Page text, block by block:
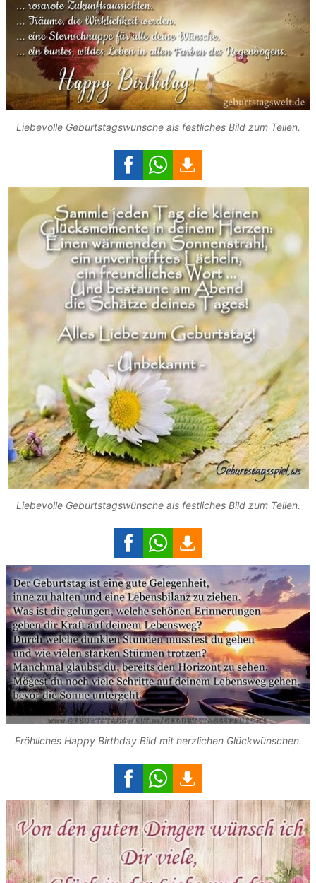
Liebevolle Geburtstagswünsche als festliches Bild zum Teilen.
Liebevolle Geburtstagswünsche als festliches Bild zum Teilen.
Fröhliches Happy Birthday Bild mit herzlichen Glückwünschen.